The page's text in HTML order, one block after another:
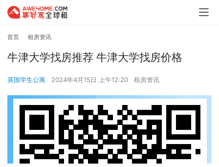
首页 租房资讯
牛津大学找房推荐 牛津大学找房价格
英国学生公寓 2024年4月15日 上午12:20 租房资讯